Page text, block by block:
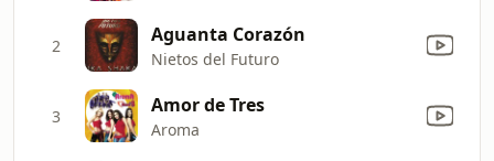
2 Aguanta Corazón
Nietos del Futuro
3 Amor de Tres
Aroma